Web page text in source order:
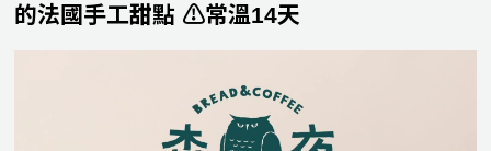
的法國手工甜點 ⚠️常溫14天